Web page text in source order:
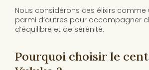
Nous considérons ces élixirs comme
parmi d’autres pour accompagner
d’équilibre et de sérénité.
Pourquoi choisir le